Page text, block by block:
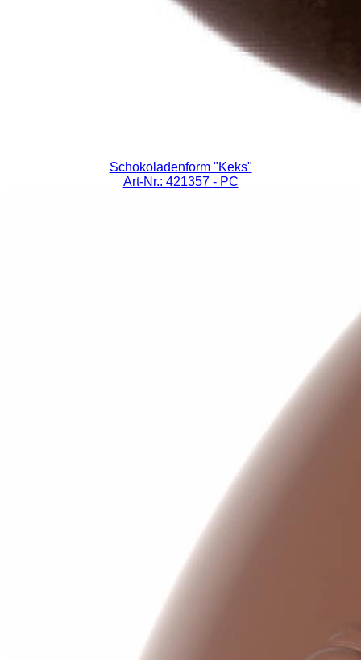
Schokoladenform "Keks"
Art-Nr.: 421357 - PC